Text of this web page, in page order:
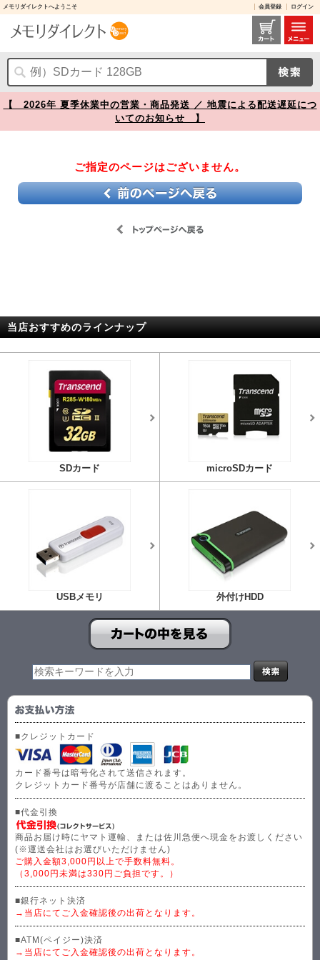
メモリダイレクトへようこそ 会員登録 ログイン
【】
【 2026年 夏季休業中の営業・商品発送 ／ 地震による配送遅延につ
いてのお知らせ 】
ご指定のページはございません。
当店おすすめのラインナップ
SDカード microSDカード
USBメモリ 外付けHDD
■クレジットカード
カード番号は暗号化されて送信されます。
クレジットカード番号が店舗に渡ることはありません。
■代金引換
商品お届け時にヤマト運輸、または佐川急便へ現金をお渡しください
(※運送会社はお選びいただけません)
ご購入金額3,000円以上で手数料無料。
（3,000円未満は330円ご負担です。）
■銀行ネット決済
→当店にてご入金確認後の出荷となります。
■ATM(ペイジー)決済
→当店にてご入金確認後の出荷となります。